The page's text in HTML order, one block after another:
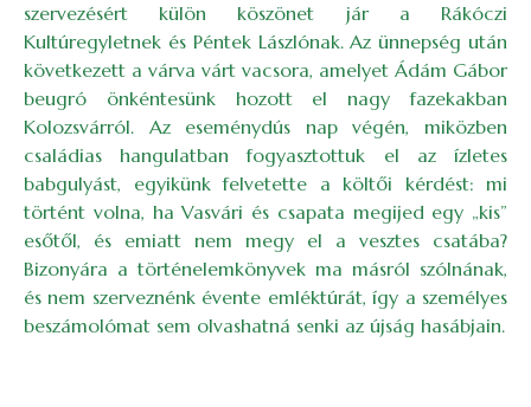
szervezésért külön köszönet jár a Rákóczi
Kultúregyletnek és Péntek Lászlónak. Az ünnepség után
következett a várva várt vacsora, amelyet Ádám Gábor
beugró önkéntesünk hozott el nagy fazekakban
Kolozsvárról. Az eseménydús nap végén, miközben
családias hangulatban fogyasztottuk el az ízletes
babgulyást, egyikünk felvetette a költői kérdést: mi
történt volna, ha Vasvári és csapata megijed egy „kis”
esőtől, és emiatt nem megy el a vesztes csatába?
Bizonyára a történelemkönyvek ma másról szólnának,
és nem szerveznénk évente emléktúrát, így a személyes
beszámolómat sem olvashatná senki az újság hasábjain.